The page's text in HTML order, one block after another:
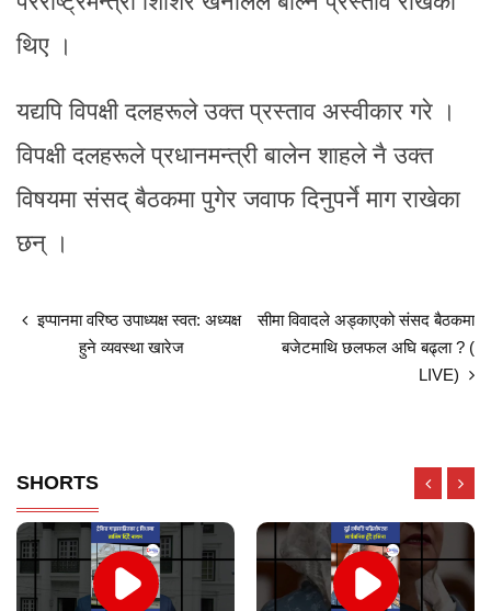
थिए ।
यद्यपि विपक्षी दलहरूले उक्त प्रस्ताव अस्वीकार गरे ।
विपक्षी दलहरूले प्रधानमन्त्री बालेन शाहले नै उक्त
विषयमा संसद् बैठकमा पुगेर जवाफ दिनुपर्ने माग राखेका
छन् ।
इप्पानमा वरिष्ठ उपाध्यक्ष स्वत: अध्यक्ष
हुने व्यवस्था खारेज
सीमा विवादले अड्काएको संसद बैठकमा
बजेटमाथि छलफल अघि बढ्ला ? (
LIVE)
SHORTS